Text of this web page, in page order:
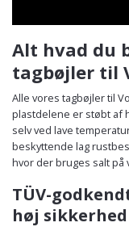
Alt hvad du
tagbøjler til
Alle vores tagbøjler til
plastdelene er støbt af
selv ved lave
beskyttende lag
hvor der bruges salt på
TÜV-
høj sikkerhed